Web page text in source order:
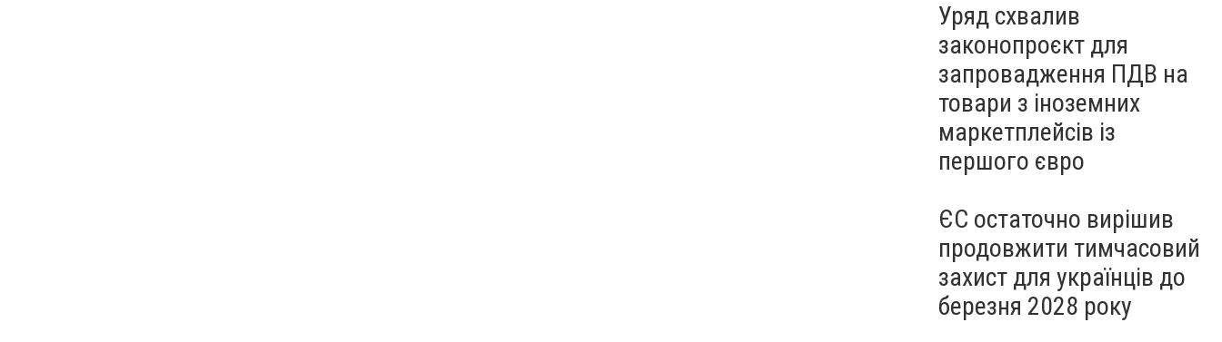
Уряд схвалив
законопроєкт для
запровадження ПДВ на
товари з іноземних
маркетплейсів із
першого євро
ЄС остаточно вирішив
продовжити тимчасовий
захист для українців до
березня 2028 року